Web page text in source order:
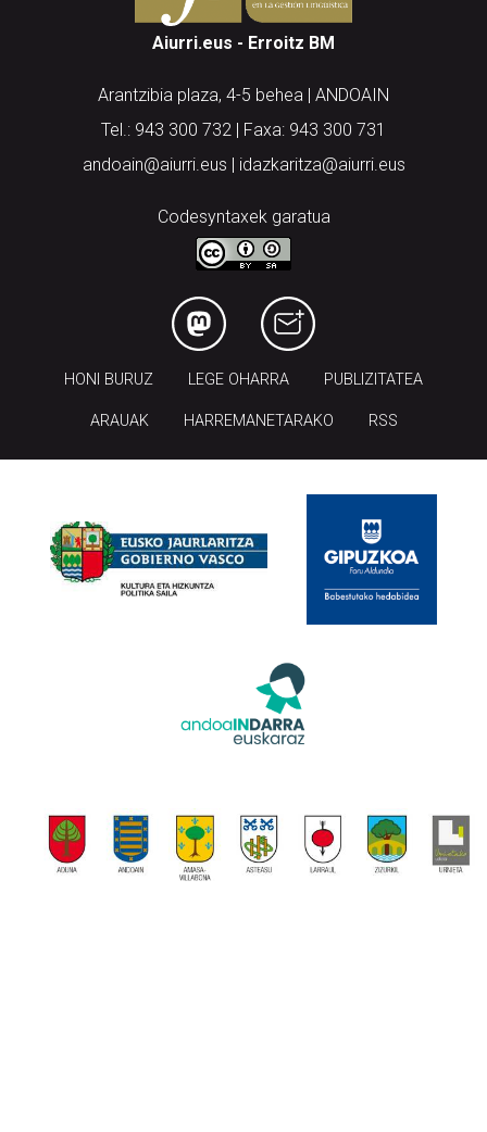
Aiurri.eus - Erroitz BM
Arantzibia plaza, 4-5 behea | ANDOAIN
Tel.: 943 300 732 | Faxa: 943 300 731
andoain@aiurri.eus | idazkaritza@aiurri.eus
Codesyntaxek garatua
HONI BURUZ LEGE OHARRA PUBLIZITATEA
ARAUAK HARREMANETARAKO RSS